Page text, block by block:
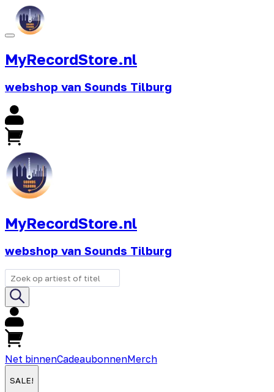
MyRecordStore.nl
webshop van Sounds Tilburg
MyRecordStore.nl
webshop van Sounds Tilburg
Net binnenCadeaubonnenMerch
SALE!